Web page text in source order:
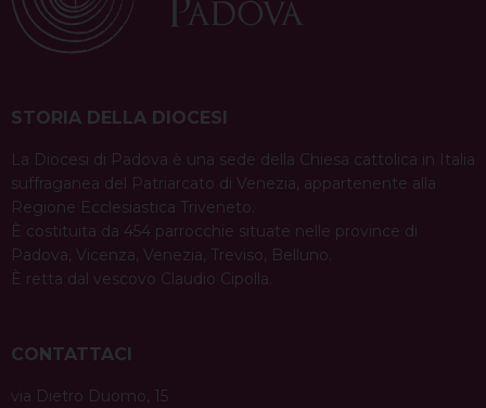
STORIA DELLA DIOCESI
La Diocesi di Padova è una sede della Chiesa cattolica in Italia
suffraganea del Patriarcato di Venezia, appartenente alla
Regione Ecclesiastica Triveneto.
È costituita da 454 parrocchie situate nelle province di
Padova, Vicenza, Venezia, Treviso, Belluno.
È retta dal vescovo Claudio Cipolla.
CONTATTACI
via Dietro Duomo, 15